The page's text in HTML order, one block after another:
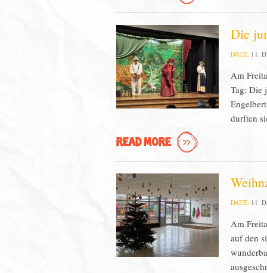
Die
DATE: 11.
Am
Tag: Die
durften
READ MORE
DATE: 11.
Am
auf den